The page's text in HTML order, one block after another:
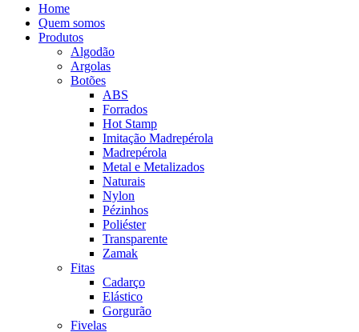
Home
Quem somos
Produtos
Algodão
Argolas
Botões
ABS
Forrados
Hot Stamp
Imitação Madrepérola
Madrepérola
Metal e Metalizados
Naturais
Nylon
Pézinhos
Poliéster
Transparente
Zamak
Fitas
Cadarço
Elástico
Gorgurão
Fivelas